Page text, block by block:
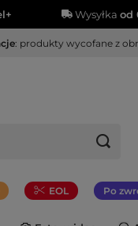
Wysyłka od
: produkty wycofane z
EOL Po